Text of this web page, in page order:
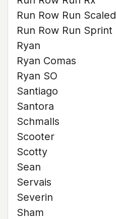
Run Row Run Scaled
Run Row Run Sprint
Ryan
Ryan Comas
Ryan SO
Santiago
Santora
Schmalls
Scooter
Scotty
Sean
Servais
Severin
Sham